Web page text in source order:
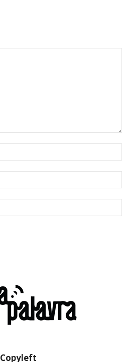
Copyleft